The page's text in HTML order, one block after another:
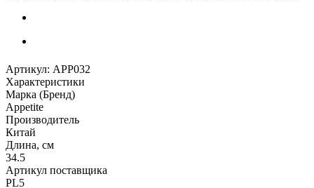
Артикул: APP032
Характеристики
Марка (Бренд)
Appetite
Производитель
Китай
Длина, см
34.5
Артикул поставщика
PL5